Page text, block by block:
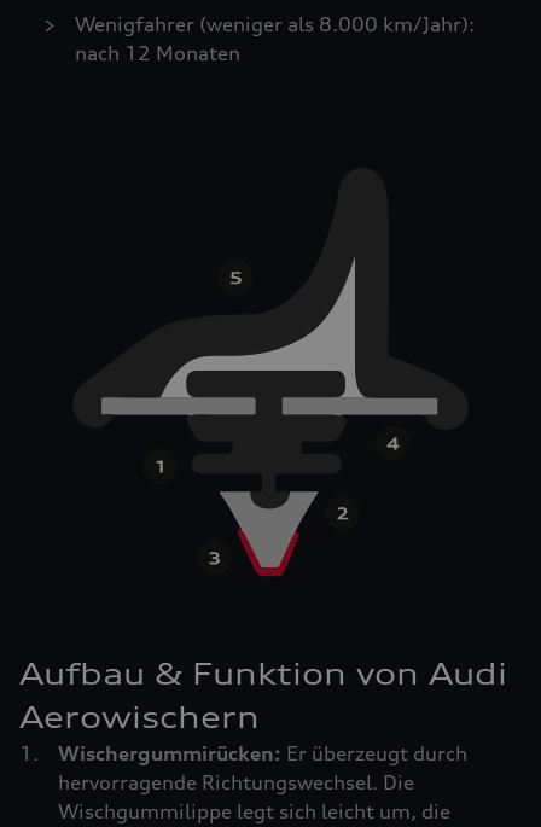
Wenigfahrer (weniger als 8.000 km/Jahr):
nach 12 Monaten
Aufbau & Funktion von Audi
Aerowischern
Wischergummirücken: Er überzeugt durch
hervorragende Richtungswechsel. Die
Wischgummilippe legt sich leicht um, die